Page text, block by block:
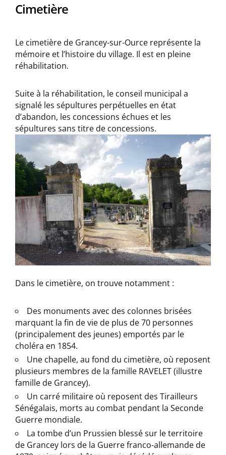
Cimetière
Le cimetière de Grancey-sur-Ource représente la
mémoire et l’histoire du village. Il est en pleine
réhabilitation.
Suite à la réhabilitation, le conseil municipal a
signalé les sépultures perpétuelles en état
d’abandon, les concessions échues et les
sépultures sans titre de concessions.
Dans le cimetière, on trouve notamment :
Des monuments avec des colonnes brisées
marquant la fin de vie de plus de 70 personnes
(principalement des jeunes) emportés par le
choléra en 1854.
Une chapelle, au fond du cimetière, où reposent
plusieurs membres de la famille RAVELET (illustre
famille de Grancey).
Un carré militaire où reposent des Tirailleurs
Sénégalais, morts au combat pendant la Seconde
Guerre mondiale.
La tombe d’un Prussien blessé sur le territoire
de Grancey lors de la Guerre franco-allemande de